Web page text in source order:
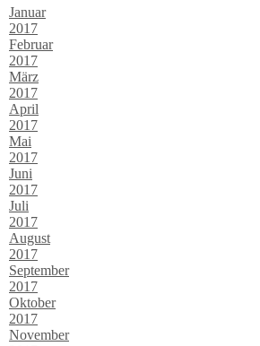
Januar
2017
Februar
2017
März
2017
April
2017
Mai
2017
Juni
2017
Juli
2017
August
2017
September
2017
Oktober
2017
November